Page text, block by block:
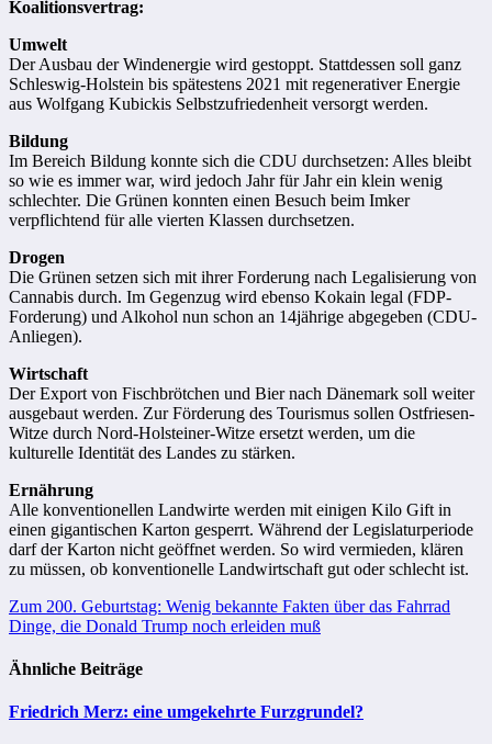
Koalitionsvertrag:
Umwelt
Der Ausbau der Windenergie wird gestoppt. Stattdessen soll ganz
Schleswig-Holstein bis spätestens 2021 mit regenerativer Energie
aus Wolfgang Kubickis Selbstzufriedenheit versorgt werden.
Bildung
Im Bereich Bildung konnte sich die CDU durchsetzen: Alles bleibt
so wie es immer war, wird jedoch Jahr für Jahr ein klein wenig
schlechter. Die Grünen konnten einen Besuch beim Imker
verpflichtend für alle vierten Klassen durchsetzen.
Drogen
Die Grünen setzen sich mit ihrer Forderung nach Legalisierung von
Cannabis durch. Im Gegenzug wird ebenso Kokain legal (FDP-
Forderung) und Alkohol nun schon an 14jährige abgegeben (CDU-
Anliegen).
Wirtschaft
Der Export von Fischbrötchen und Bier nach Dänemark soll weiter
ausgebaut werden. Zur Förderung des Tourismus sollen Ostfriesen-
Witze durch Nord-Holsteiner-Witze ersetzt werden, um die
kulturelle Identität des Landes zu stärken.
Ernährung
Alle konventionellen Landwirte werden mit einigen Kilo Gift in
einen gigantischen Karton gesperrt. Während der Legislaturperiode
darf der Karton nicht geöffnet werden. So wird vermieden, klären
zu müssen, ob konventionelle Landwirtschaft gut oder schlecht ist.
Beitragsnavigation
Zum 200. Geburtstag: Wenig bekannte Fakten über das Fahrrad
Dinge, die Donald Trump noch erleiden muß
Ähnliche Beiträge
Friedrich Merz: eine umgekehrte Furzgrundel?